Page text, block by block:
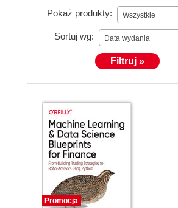
Pokaż produkty: Wszystkie
Sortuj wg: Data wydania
Filtruj »
Promocja